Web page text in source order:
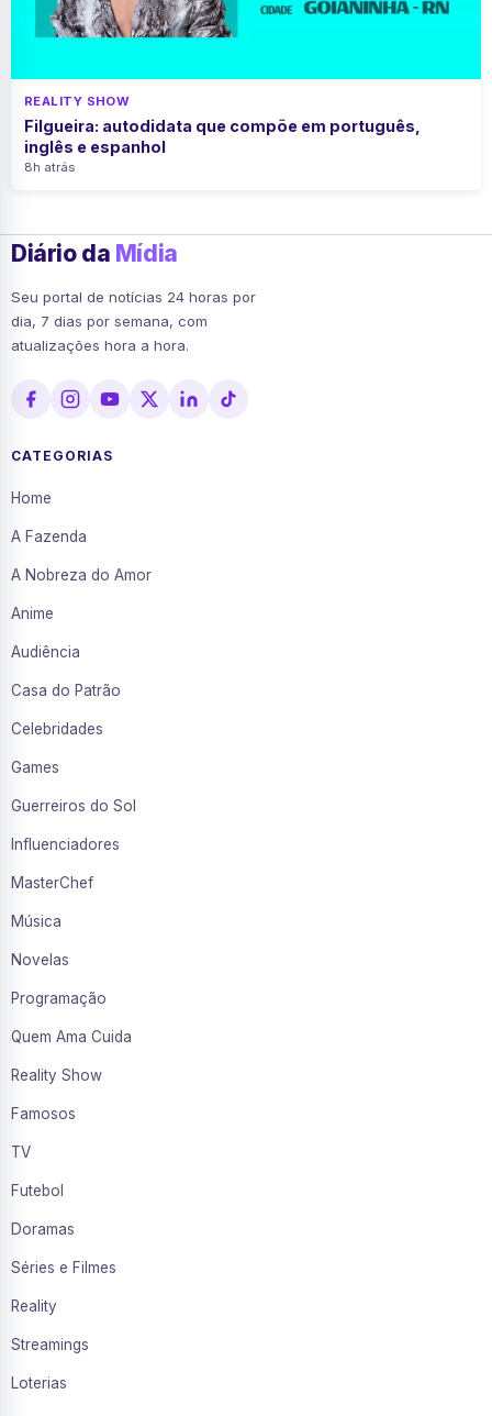
REALITY SHOW
Filgueira: autodidata que compõe em português,
inglês e espanhol
8h atrás
Diário da Mídia
Seu portal de notícias 24 horas por
dia, 7 dias por semana, com
atualizações hora a hora.
CATEGORIAS
Home
A Fazenda
A Nobreza do Amor
Anime
Audiência
Casa do Patrão
Celebridades
Games
Guerreiros do Sol
Influenciadores
MasterChef
Música
Novelas
Programação
Quem Ama Cuida
Reality Show
Famosos
TV
Futebol
Doramas
Séries e Filmes
Reality
Streamings
Loterias